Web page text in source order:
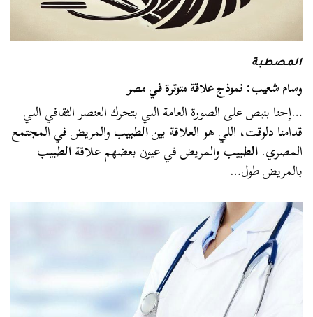
المصطبة
وسام شعيب: نموذج علاقة متوترة في مصر
…إحنا بنبص على الصورة العامة اللي بتحرك العنصر الثقافي اللي
قدامنا دلوقت، اللي هو العلاقة بينالطبيبوالمريض في المجتمع
المصري.الطبيبوالمريض في عيون بعضهم علاقةالطبيب
بالمريض طول…